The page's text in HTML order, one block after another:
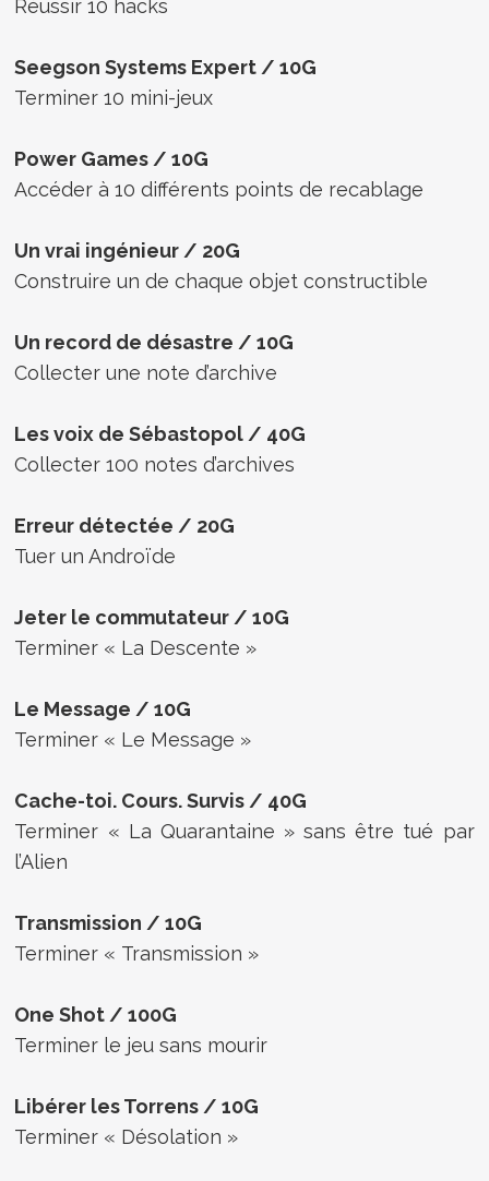
Réussir 10 hacks
Seegson Systems Expert / 10G
Terminer 10 mini-jeux
Power Games / 10G
Accéder à 10 différents points de recablage
Un vrai ingénieur / 20G
Construire un de chaque objet constructible
Un record de désastre / 10G
Collecter une note d’archive
Les voix de Sébastopol / 40G
Collecter 100 notes d’archives
Erreur détectée / 20G
Tuer un Androïde
Jeter le commutateur / 10G
Terminer « La Descente »
Le Message / 10G
Terminer « Le Message »
Cache-toi. Cours. Survis / 40G
Terminer « La Quarantaine » sans être tué par
l’Alien
Transmission / 10G
Terminer « Transmission »
One Shot / 100G
Terminer le jeu sans mourir
Libérer les Torrens / 10G
Terminer « Désolation »